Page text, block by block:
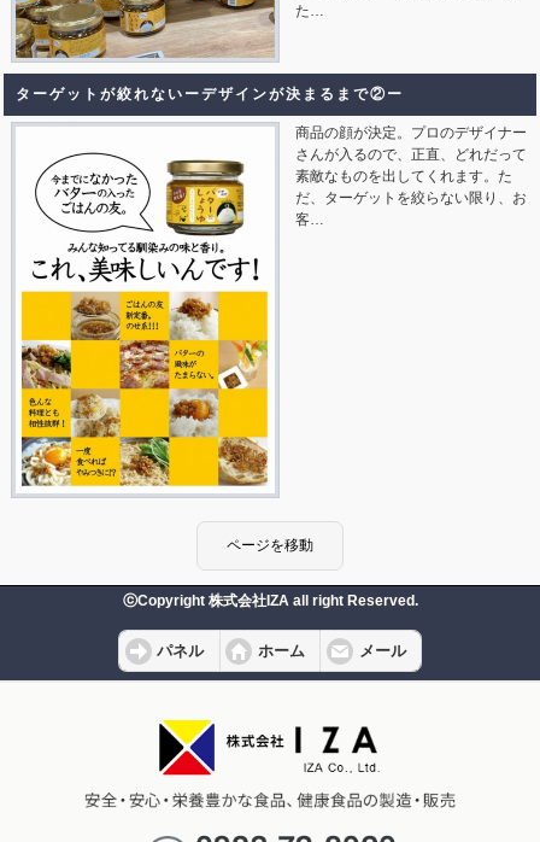
た…
ターゲットが絞れないーデザインが決まるまで②ー
商品の顔が決定。プロのデザイナー
さんが入るので、正直、どれだって
素敵なものを出してくれます。た
だ、ターゲットを絞らない限り、お
客…
ⓒCopyright 株式会社IZA all right Reserved.
パネル ホーム メール